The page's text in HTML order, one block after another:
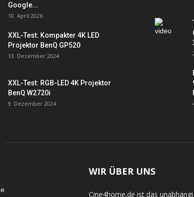
Google...
10. April 2026
XXL-Test: Kompakter 4K LED
Projektor BenQ GP520
13. Dezember 2024
XXL-Test: RGB-LED 4K Projektor
BenQ W2720i
9. Dezember 2024
WIR ÜBER UNS
Cine4home.de ist das